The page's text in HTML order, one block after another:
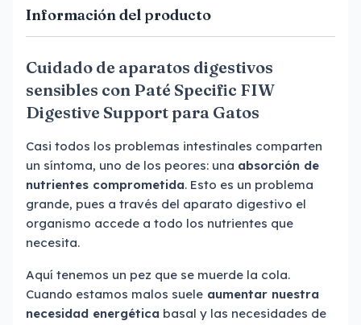
Información del producto
Cuidado de aparatos digestivos
sensibles con Paté Specific FIW
Digestive Support para Gatos
Casi todos los problemas intestinales comparten
un síntoma, uno de los peores: una absorción de
nutrientes comprometida. Esto es un problema
grande, pues a través del aparato digestivo el
organismo accede a todo los nutrientes que
necesita.
Aquí tenemos un pez que se muerde la cola.
Cuando estamos malos suele aumentar nuestra
necesidad energética basal y las necesidades de